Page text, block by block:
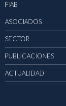
FIAB
ASOCIADOS
SECTOR
PUBLICACIONES
ACTUALIDAD